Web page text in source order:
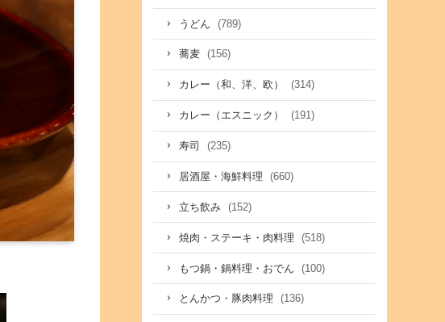
うどん (789)
蕎麦 (156)
カレー（和、洋、欧） (314)
カレー（エスニック） (191)
寿司 (235)
居酒屋・海鮮料理 (660)
立ち飲み (152)
焼肉・ステーキ・肉料理 (518)
もつ鍋・鍋料理・おでん (100)
とんかつ・豚肉料理 (136)